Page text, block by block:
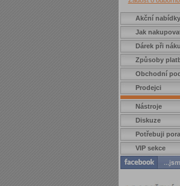
Akční nabídky
Jak
Dárek při
Způsoby
Obchodní
Prodejci
Nástroje
Diskuze
Potřebuji
VIP sekce